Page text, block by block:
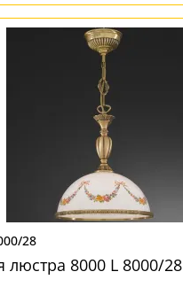
28
люстра 8000 L 8000/28